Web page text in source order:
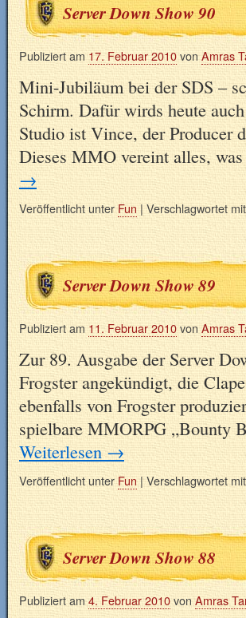
Server Down Show 90
Publiziert am 17. Februar 2010von Amras
Mini-Jubiläum bei der SDS –
Schirm. Dafür wirds heute
Studio ist Vince, der Producer
Dieses MMO vereint alles,
→
Veröffentlicht unterFun | Verschlagwortet mit
Server Down Show 89
Publiziert am 11. Februar 2010von Amras
Zur 89. Ausgabe der Server
Frogster angekündigt, die
ebenfalls von Frogster
spielbare MMORPG „Bounty
Weiterlesen→
Veröffentlicht unter Fun |Verschlagwortet mit
Server Down Show 88
Publiziert am 4. Februar 2010von Amras